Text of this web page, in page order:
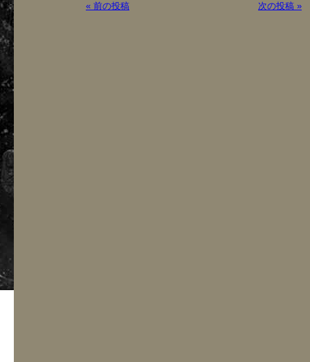
« 前の投稿 次の投稿 »